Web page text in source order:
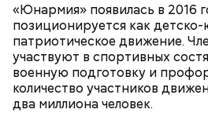
«Юнармия» появилась в 2016
позиционируется как
патриотическое движение.
участвуют в спортивных
военную подготовку и
количество участников
два миллиона человек.
Однако диетолог
может быть полезна. В
есть с осторожностью людям:
Вовсю идет и сезон черешни.
узнала у врача —
Натальи Лазуренко,как
пользой для здоровья.